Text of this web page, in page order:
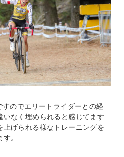
のでエリートライダーとの経
いなく埋められると感じてます
上げられる様なトレーニングを
。